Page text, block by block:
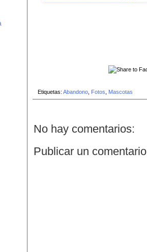
Etiquetas: Abandono Fotos Mascotas
No hay comentarios:
Publicar un comentario